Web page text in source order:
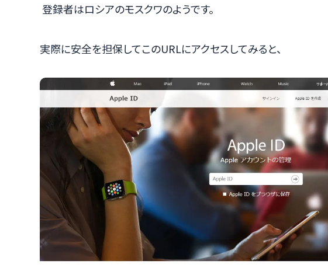
登録者はロシアのモスクワのようです。
実際に安全を担保してこのURLにアクセスしてみると、